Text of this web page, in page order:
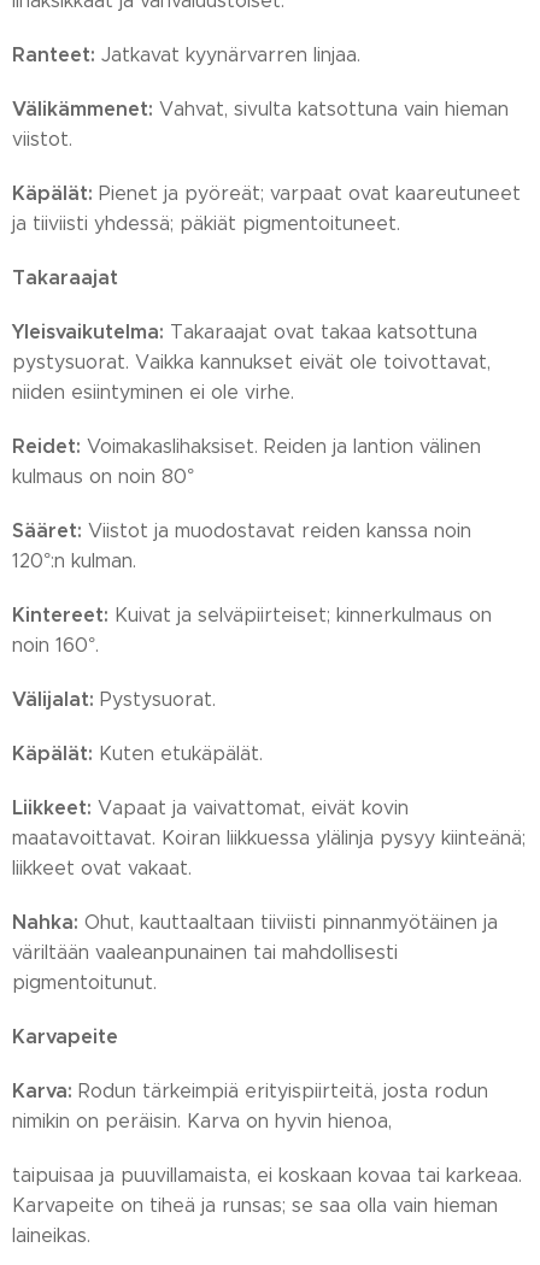
Ranteet: Jatkavat kyynärvarren linjaa.
Välikämmenet: Vahvat, sivulta katsottuna vain hieman
viistot.
Käpälät: Pienet ja pyöreät; varpaat ovat kaareutuneet
ja tiiviisti yhdessä; päkiät pigmentoituneet.
Takaraajat
Yleisvaikutelma: Takaraajat ovat takaa katsottuna
pystysuorat. Vaikka kannukset eivät ole toivottavat,
niiden esiintyminen ei ole virhe.
Reidet: Voimakaslihaksiset. Reiden ja lantion välinen
kulmaus on noin 80°
Sääret: Viistot ja muodostavat reiden kanssa noin
120°:n kulman.
Kintereet: Kuivat ja selväpiirteiset; kinnerkulmaus on
noin 160°.
Välijalat: Pystysuorat.
Käpälät: Kuten etukäpälät.
Liikkeet: Vapaat ja vaivattomat, eivät kovin
maatavoittavat. Koiran liikkuessa ylälinja pysyy kiinteänä;
liikkeet ovat vakaat.
Nahka: Ohut, kauttaaltaan tiiviisti pinnanmyötäinen ja
väriltään vaaleanpunainen tai mahdollisesti
pigmentoitunut.
Karvapeite
Karva: Rodun tärkeimpiä erityispiirteitä, josta rodun
nimikin on peräisin. Karva on hyvin hienoa,
taipuisaa ja puuvillamaista, ei koskaan kovaa tai karkeaa.
Karvapeite on tiheä ja runsas; se saa olla vain hieman
laineikas.